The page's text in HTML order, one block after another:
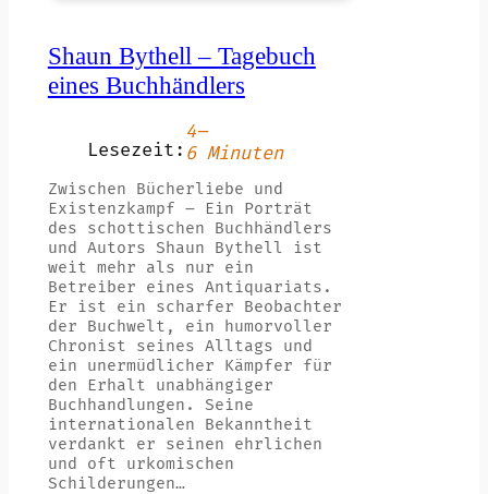
Shaun Bythell – Tagebuch
eines Buchhändlers
Lesezeit:
4–
6 Minuten
Zwischen Bücherliebe und
Existenzkampf – Ein Porträt
des schottischen Buchhändlers
und Autors Shaun Bythell ist
weit mehr als nur ein
Betreiber eines Antiquariats.
Er ist ein scharfer Beobachter
der Buchwelt, ein humorvoller
Chronist seines Alltags und
ein unermüdlicher Kämpfer für
den Erhalt unabhängiger
Buchhandlungen. Seine
internationalen Bekanntheit
verdankt er seinen ehrlichen
und oft urkomischen
Schilderungen…